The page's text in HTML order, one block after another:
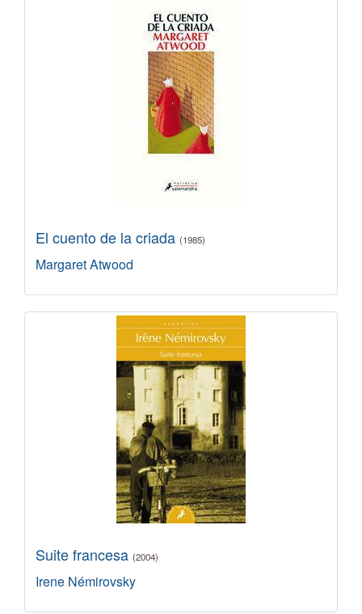
El cuento de la criada (1985)
Margaret Atwood
Suite francesa (2004)
Irene Némirovsky